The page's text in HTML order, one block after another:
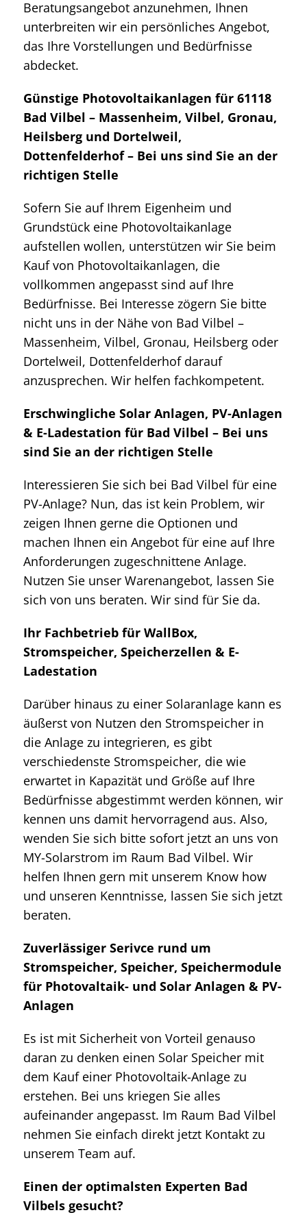
Beratungsangebot anzunehmen, Ihnen
unterbreiten wir ein persönliches Angebot,
das Ihre Vorstellungen und Bedürfnisse
abdecket.
Günstige Photovoltaikanlagen für 61118
Bad Vilbel – Massenheim, Vilbel, Gronau,
Heilsberg und Dortelweil,
Dottenfelderhof – Bei uns sind Sie an der
richtigen Stelle
Sofern Sie auf Ihrem Eigenheim und
Grundstück eine Photovoltaikanlage
aufstellen wollen, unterstützen wir Sie beim
Kauf von Photovoltaikanlagen, die
vollkommen angepasst sind auf Ihre
Bedürfnisse. Bei Interesse zögern Sie bitte
nicht uns in der Nähe von Bad Vilbel –
Massenheim, Vilbel, Gronau, Heilsberg oder
Dortelweil, Dottenfelderhof darauf
anzusprechen. Wir helfen fachkompetent.
Erschwingliche Solar Anlagen, PV-Anlagen
& E-Ladestation für Bad Vilbel – Bei uns
sind Sie an der richtigen Stelle
Interessieren Sie sich bei Bad Vilbel für eine
PV-Anlage? Nun, das ist kein Problem, wir
zeigen Ihnen gerne die Optionen und
machen Ihnen ein Angebot für eine auf Ihre
Anforderungen zugeschnittene Anlage.
Nutzen Sie unser Warenangebot, lassen Sie
sich von uns beraten. Wir sind für Sie da.
Ihr Fachbetrieb für WallBox,
Stromspeicher, Speicherzellen & E-
Ladestation
Darüber hinaus zu einer Solaranlage kann es
äußerst von Nutzen den Stromspeicher in
die Anlage zu integrieren, es gibt
verschiedenste Stromspeicher, die wie
erwartet in Kapazität und Größe auf Ihre
Bedürfnisse abgestimmt werden können, wir
kennen uns damit hervorragend aus. Also,
wenden Sie sich bitte sofort jetzt an uns von
MY-Solarstrom im Raum Bad Vilbel. Wir
helfen Ihnen gern mit unserem Know how
und unseren Kenntnisse, lassen Sie sich jetzt
beraten.
Zuverlässiger Serivce rund um
Stromspeicher, Speicher, Speichermodule
für Photovaltaik- und Solar Anlagen & PV-
Anlagen
Es ist mit Sicherheit von Vorteil genauso
daran zu denken einen Solar Speicher mit
dem Kauf einer Photovoltaik-Anlage zu
erstehen. Bei uns kriegen Sie alles
aufeinander angepasst. Im Raum Bad Vilbel
nehmen Sie einfach direkt jetzt Kontakt zu
unserem Team auf.
Einen der optimalsten Experten Bad
Vilbels gesucht?